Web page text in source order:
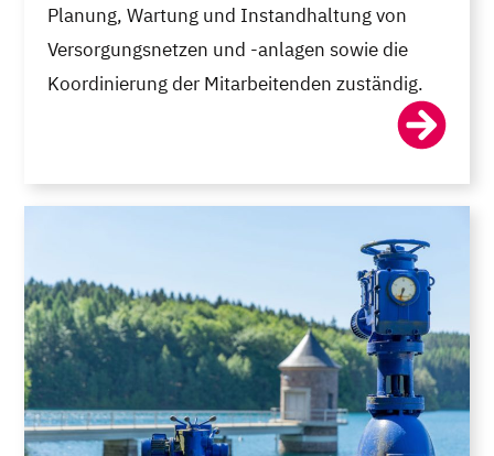
Planung, Wartung und Instandhaltung von
Versorgungsnetzen und -anlagen sowie die
Koordinierung der Mitarbeitenden zuständig.